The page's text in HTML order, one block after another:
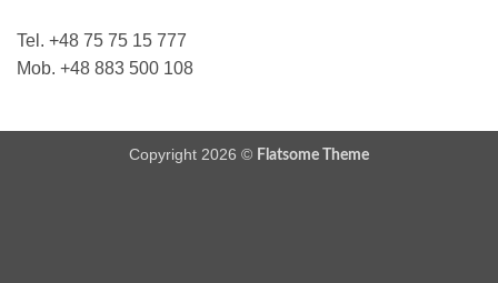
Tel. +48 75 75 15 777
Mob. +48 883 500 108
Copyright 2026 © Flatsome Theme